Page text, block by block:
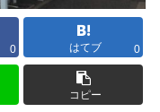
0 はてブ 0
コピー